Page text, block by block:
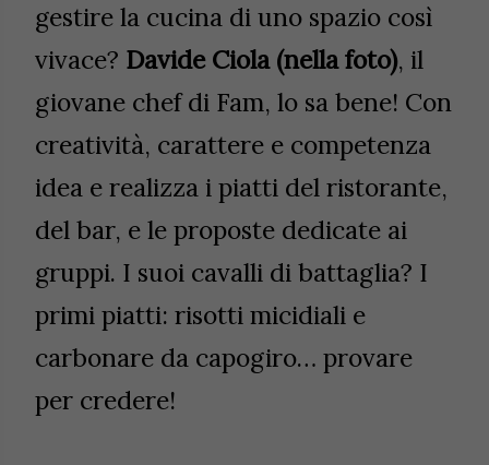
gestire la cucina di uno spazio così
vivace? Davide Ciola (nella foto), il
giovane chef di Fam, lo sa bene! Con
creatività, carattere e competenza
idea e realizza i piatti del ristorante,
del bar, e le proposte dedicate ai
gruppi. I suoi cavalli di battaglia? I
primi piatti: risotti micidiali e
carbonare da capogiro… provare
per credere!